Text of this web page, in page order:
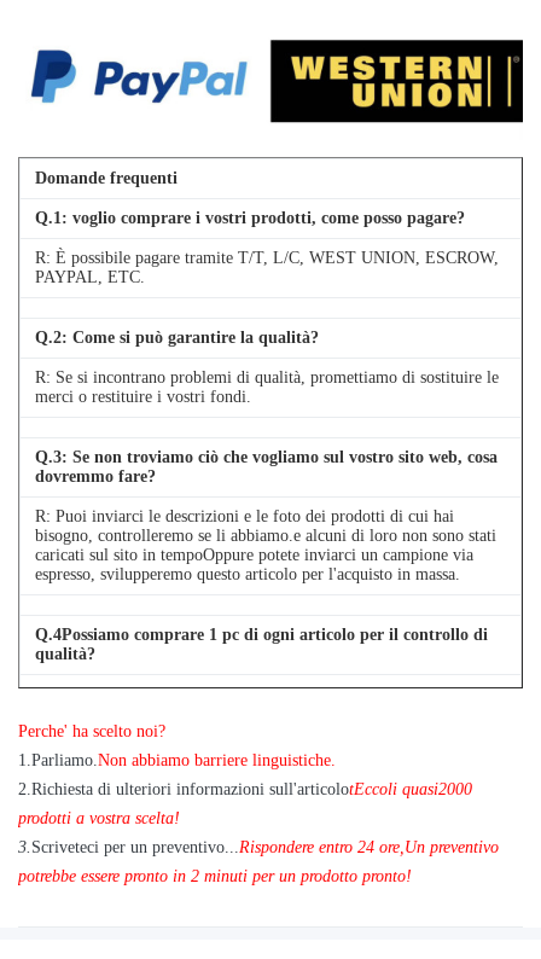
Domande frequenti
Q.1 : voglio comprare i vostri prodotti, come posso pagare?
R: È possibile pagare tramite T/T, L/C, WEST UNION, ESCROW,
PAYPAL, ETC.
Q.2: Come si può garantire la qualità?
R: Se si incontrano problemi di qualità, promettiamo di sostituire le
merci o restituire i vostri fondi.
Q.3: Se non troviamo ciò che vogliamo sul vostro sito web, cosa
dovremmo fare?
R: Puoi inviarci le descrizioni e le foto dei prodotti di cui hai
bisogno, controlleremo se li abbiamo.e alcuni di loro non sono stati
caricati sul sito in tempoOppure potete inviarci un campione via
espresso, svilupperemo questo articolo per l'acquisto in massa.
Q.4Possiamo comprare 1 pc di ogni articolo per il controllo di
qualità?
A: Sì, siamo lieti di inviare 1pc per il test di qualità se abbiamo
Perche' ha scelto noi?
1 Parliamo. Non abbiamo barriere linguistiche.
2. Richiesta di ulteriori informazioni sull'articolotEccoli quasi2000
prodotti a vostra scelta!
3. Scriveteci per un preventivo... Rispondere entro 24 ore Un preventivo
potrebbe essere pronto in 2 minuti per un prodotto pronto!